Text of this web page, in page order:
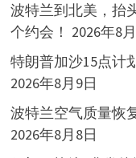
波特兰到北美，抬
个约会！ 2026年8
特朗普加沙15点计
2026年8月9日
波特兰空气质量恢
2026年8月8日